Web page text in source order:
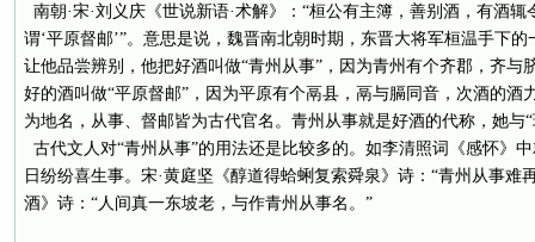
南朝·宋·刘义庆《世说新语·术解》：“桓公有主簿，善别酒，有酒辄
谓‘平原督邮’”。意思是说，魏晋南北朝时期，东晋大将军桓温手下
让他品尝辨别，他把好酒叫做“青州从事”，因为青州有个齐郡，齐与
好的酒叫做“平原督邮”，因为平原有个鬲县，鬲与膈同音，次酒的酒
为地名，从事、督邮皆为古代官名。青州从事就是好酒的代称，她与
古代文人对“青州从事”的用法还是比较多的。如李清照词《感怀》
日纷纷喜生事。宋·黄庭坚《醇道得蛤蜊复索舜泉》诗：“青州从事难
酒》诗：“人间真一东坡老，与作青州从事名。”